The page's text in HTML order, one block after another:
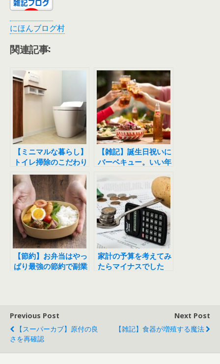
にほんブログ村
関連記事:
【ミニマルな暮らし】
トイレ掃除のこだわり
【雑記】誕生日祝いに
バーベキュー。いい年
ました
【節約】お弁当はやっ
ぱり最強の節約で副業
家計の予算を考えてみ
たらマイナスでした
Previous Post
【スーパーカブ】原付の良
さを再確認
Next Post
【雑記】食器が増殖する魔法